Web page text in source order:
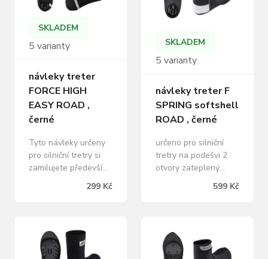
tak, že je jako první
natáhnete na nohu,
povytáhnete výše,
následně…
chladu, vodě a
zejména na jarní a…
SKLADEM
5 varianty
návleky treter
FORCE HIGH
EASY ROAD ,
černé
Tyto návleky určeny
pro silniční tretry si
zamilujete především
přizpůsobení kolem
elasticitou použitého
materiálu. BEZ ZIPU =
BEZ ZAPÍNÁNÍ -
299 Kč
SKLADEM
5 varianty
návleky treter F
SPRING softshell
ROAD , černé
určeno pro silniční
tretry na podešvi 2
otvory zateplený
softshell odolný proti
reflexní prvky
materiál: 70% nylon,
15% polyuretan, 15%
599 Kč